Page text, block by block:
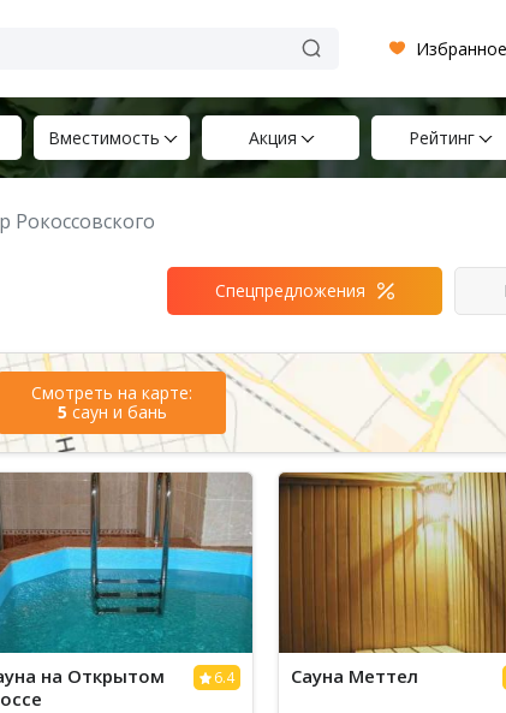
Вместимость Акция Рейтинг
Рокоссовского
Спецпредложения
Смотреть на карте:
5 саун и бань
6.4
на Открытом
Сауна Меттел